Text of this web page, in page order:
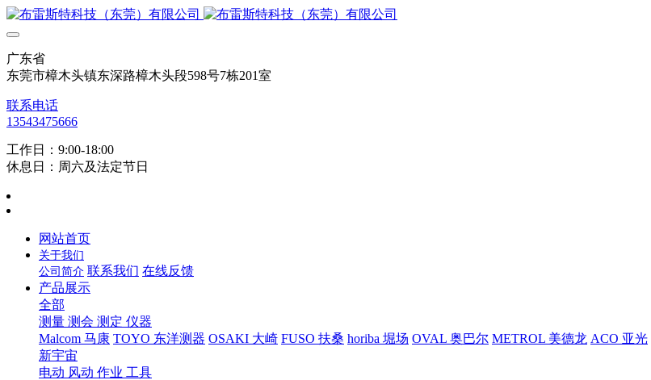
广东省
东莞市樟木头镇东深路樟木头段598号7栋201室
联系电话
13543475666
工作日：9:00-18:00
休息日：周六及法定节日
网站首页
关于我们
公司简介 联系我们 在线反馈
产品展示
全部
测量 测会 测定 仪器
Malcom 马康 TOYO 东洋测器 OSAKI 大崎 FUSO 扶桑 horiba 堀场 OVAL 奥巴尔 METROL 美德龙 ACO 亚光
新宇宙
电动 风动 作业 工具